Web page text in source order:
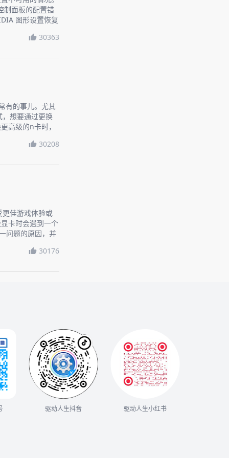
制面板的配置错
图形设置恢复
30363
有的事儿。尤其
想要通过更换
高级的n卡时，
30208
更佳游戏体验或
卡时会遇到一个
问题的原因，并
30176
驱动人生抖音 驱动人生小红书